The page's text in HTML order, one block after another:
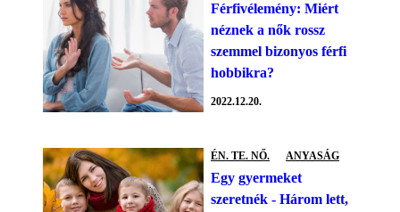
Férfivélemény: Miért
néznek a nők rossz
szemmel bizonyos férfi
hobbikra?
2022.12.20.
ÉN. TE. NŐ. ANYASÁG
Egy gyermeket
szeretnék - Három lett,